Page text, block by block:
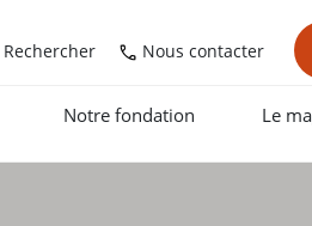
Rechercher Nous contacter
Notre fondation Le